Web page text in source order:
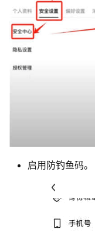
启用防钓鱼码。